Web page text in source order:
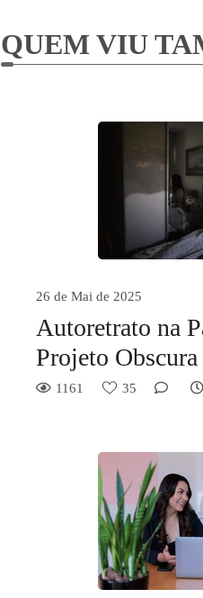
QUEM VIU
26 de Mai de 2025
Autoretrato na
Projeto Obscura
1161 35